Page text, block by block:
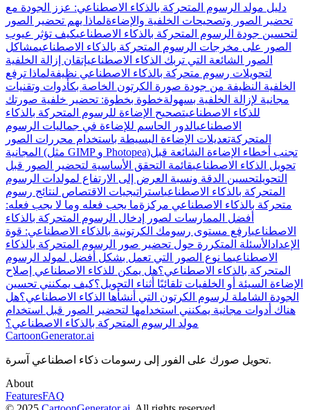
دليل مولد الرسوم المتحركة بالذكاء الاصطناعي: عزز الجودة مع
تحضير الصور وتصحيحات الخلفية والإضاءةلماذا يهم تحضير الصور
لتحسين جودة الرسوم المتحركة بالذكاء الاصطناعيكيف تؤثر عيوب
الصور على مخرجات الرسوم المتحركة بالذكاء الاصطناعيمشاكل
الصور الشائعة التي تربك الذكاء الاصطناعيإتقان إزالة الخلفية
لتحويلات رسوم متحركة بالذكاء الاصطناعي نظيفةلماذا ترفع
الخلفية النظيفة من جودة صورة الكرتون الخاصة بكأدوات وتقنيات
مجانية لإزالة الخلفية بسهولةخطوة بخطوة: تحضير خلفية صورتك
للذكاء الاصطناعيتصحيح الإضاءة للرسوم المتحركة بالذكاء
الاصطناعيالدور الحاسم للإضاءة في جماليات الرسوم
المتحركةتعديلات الإضاءة البسيطة باستخدام محررات الصور
المجانية (مثل GIMP و Photopea)تجنب أخطاء الإضاءة الشائعة قبل
تحويل الذكاء الاصطناعيقائمة التحقق الأساسية لتحضير الصور قبل
التحويلتحسين الدقة ونسبة العرض إلى الارتفاع لمولدات الرسوم
المتحركة بالذكاء الاصطناعياستراتيجيات الاقتصاص لنتائج رسوم
متحركة بالذكاء الاصطناعي مركزةما يجب فعله وما لا يجب فعله:
أفضل الممارسات لصور إدخال الرسوم المتحركة بالذكاء
الاصطناعيارفع مستوى رسومك الكرتونية بالذكاء الاصطناعي: قوة
الإعداد الأسئلة المتكررة حول تحضير صور الرسوم المتحركة بالذكاء
الاصطناعيما نوع الصور التي تعمل بشكل أفضل لمولد الرسوم
المتحركة بالذكاء الاصطناعي؟هل يمكن للذكاء الاصطناعي إصلاح
الإضاءة السيئة أو الخلفيات تلقائيًا أثناء التحويل؟كيف يمكنني تحسين
الجودة الشاملة لرسوم الكرتون التي أنشأها الذكاء الاصطناعي؟هل
هناك أدوات مجانية يمكنني استخدامها لتحضير الصور قبل استخدام
مولد الرسوم المتحركة بالذكاء الاصطناعي؟
CartoonGenerator.ai
تحويل صورك على الفور إلى رسومات ذكاء اصطناعي آسرة.
About
FeaturesFAQ